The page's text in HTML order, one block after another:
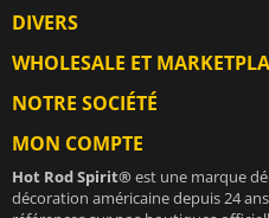
DIVERS
WHOLESALE ET
NOTRE SOCIÉTÉ
MON COMPTE
Hot Rod Spirit®est une marque
décoration américaine depuis 24